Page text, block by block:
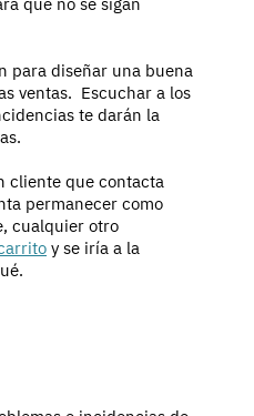
para diseñar una buena
ventas. Escuchar a los
te darán la
cliente que contacta
permanecer como
cualquier otro
y se iría a la